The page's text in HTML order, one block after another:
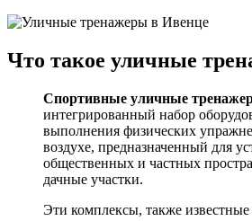
Что такое уличные
Спортивные уличные
интегрированный набор
выполнения физических
воздухе, предназначенный для
общественных и частных
дачные участки.
Эти комплексы, также